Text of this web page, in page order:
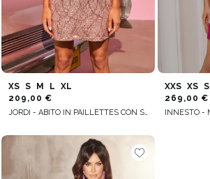
XS S M L
XL
209,00 €
XXS XS S
269,00 €